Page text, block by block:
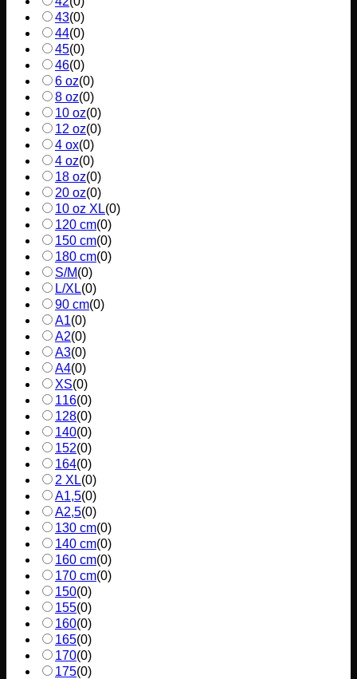
43(0)
44(0)
45(0)
46(0)
6 oz(0)
8 oz(0)
10 oz(0)
12 oz(0)
4 ox(0)
4 oz(0)
18 oz(0)
20 oz(0)
10 oz XL(0)
120 cm(0)
150 cm(0)
180 cm(0)
S/M(0)
L/XL(0)
90 cm(0)
A1(0)
A2(0)
A3(0)
A4(0)
XS(0)
116(0)
128(0)
140(0)
152(0)
164(0)
2 XL(0)
A1,5(0)
A2,5(0)
130 cm(0)
140 cm(0)
160 cm(0)
170 cm(0)
150(0)
155(0)
160(0)
165(0)
170(0)
175(0)